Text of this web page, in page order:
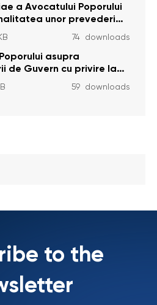
sunt private de liberate
a Avocatului Poporului
unor prevederi
în organizațiile de
condamnate
intenție a unor infracțiuni
de Curtea
74 downloads
asupra
de Guvern cu privire la
de lege privind
veterinarăa
59 downloads
to the